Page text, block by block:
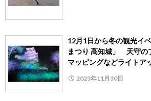
12月1日から冬の観光イ
まつり 高知城」 天守の
マッピングなどライトア
2023年11月30日